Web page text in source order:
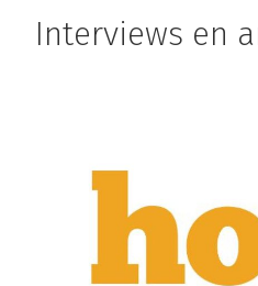
Interviews en